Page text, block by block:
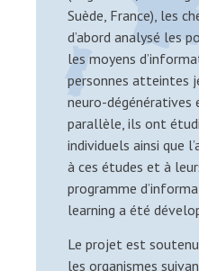
Suède, France), les
d’abord analysé les
les moyens
personnes atteintes
neuro-dégénératives
parallèle, ils ont
individuels ainsi que
à ces études et à
programme
learning a été
Le projet est
les organismes